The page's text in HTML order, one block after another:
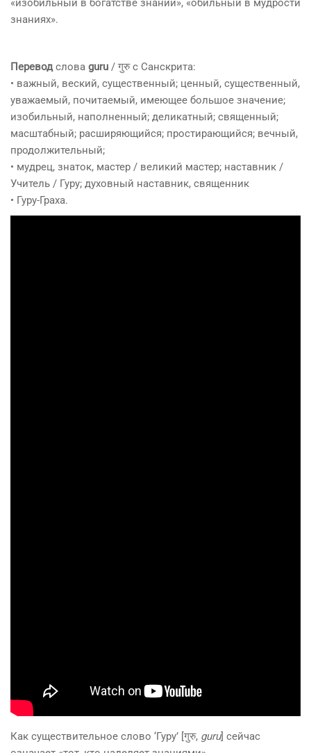
знаниях».
Перевод слова guru / गुरु с Санскрита:
• важный, веский, существенный; ценный, существенный,
уважаемый, почитаемый, имеющее большое значение;
изобильный, наполненный; деликатный; священный;
масштабный; расширяющийся; простирающийся; вечный,
продолжительный;
• мудрец, знаток, мастер / великий мастер; наставник /
Учитель / Гуру; духовный наставник, священник
• Гуру-Граха.
Как существительное слово ‘Гуру’ [गुरु, guru] сейчас